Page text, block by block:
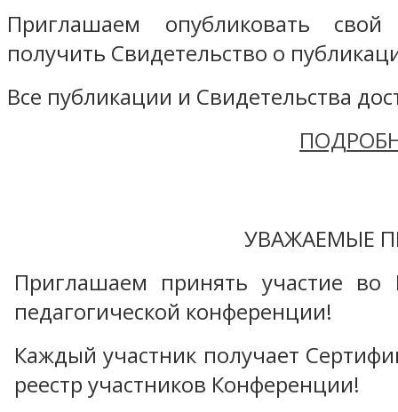
Приглашаем опубликовать
получить Свидетельство о
Все публикации и Свидетельства
УВАЖАЕМЫЕ
Приглашаем принять участие во
педагогической конференции!
Каждый участник получает
реестр участников Конференции!